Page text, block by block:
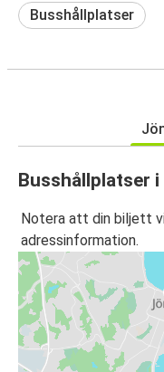
Busshållplatser
Busshållplatser
Notera att din biljett
adressinformation.